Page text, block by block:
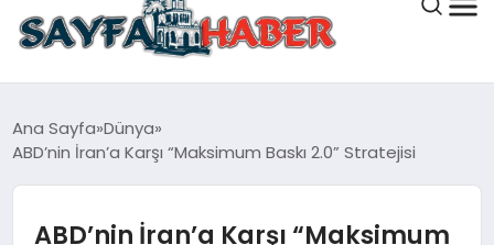
ANA SAYFA
Ana Sayfa Dünya
ABD’nin İran’a Karşı “Maksimum Baskı 2.0” Stratejisi
ABD’nin İran’a Karşı “Maksimum